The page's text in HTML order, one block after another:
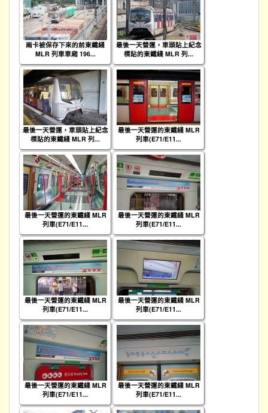
兩卡被保存下來的前東鐵綫
MLR 列車車廂 196...
最後一天營運，車頭貼上紀念
標貼的東鐵綫 MLR 列...
最後一天營運，車頭貼上紀念
標貼的東鐵綫 MLR 列...
最後一天營運的東鐵綫 MLR
列車(E71/E11...
最後一天營運的東鐵綫 MLR
列車(E71/E11...
最後一天營運的東鐵綫 MLR
列車(E71/E11...
最後一天營運的東鐵綫 MLR
列車(E71/E11...
最後一天營運的東鐵綫 MLR
列車(E71/E11...
最後一天營運的東鐵綫 MLR
列車(E71/E11...
最後一天營運的東鐵綫 MLR
列車(E71/E11...